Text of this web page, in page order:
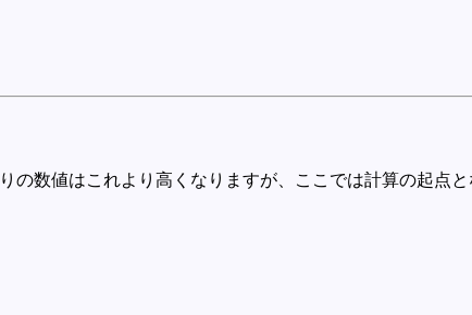
の数値はこれより高くなりますが、ここでは計算の起点と